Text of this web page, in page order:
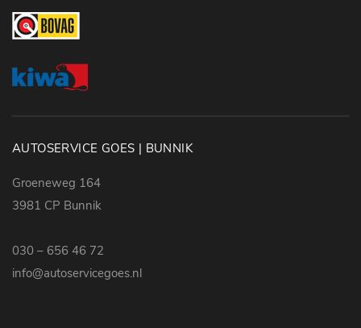
verkeersbord detectie
AUTOSERVICE GOES | BUNNIK
Groeneweg 164
3981 CP Bunnik
030 – 656 46 72
info@autoservicegoes.nl